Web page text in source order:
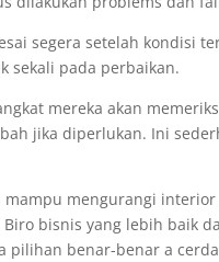
segera setelah kondisi
sekali pada perbaikan.
mereka akan
jika diperlukan. Ini
mengurangi
bisnis yang lebih baik
pilihan benar-benar a